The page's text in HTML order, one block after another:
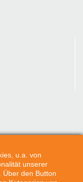
u.a. von
unserer
Über den Button